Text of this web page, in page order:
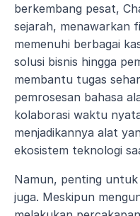
berkembang pesat,
sejarah, menawarkan
memenuhi berbagai
solusi bisnis hingga
membantu tugas
pemrosesan bahasa
kolaborasi waktu
menjadikannya alat
ekosistem teknologi
Namun, penting
juga. Meskipun